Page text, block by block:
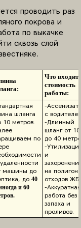
проводить раз
покрова и
по выкачке
сквозь слой
Что входит
стоимость
работы:
шланга
10 метров.
по
машины до
до 40
и 60
-
с
-Длинный
шланг от 10
до 40
-
и
на полигоне
отходов
-Аккуратная
работа без
запаха и
проливов.